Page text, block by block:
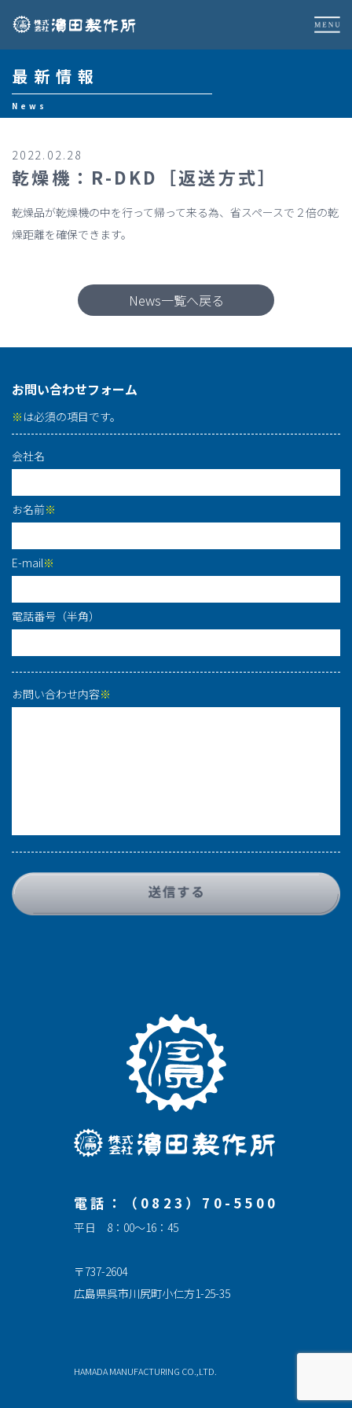
最新情報
News
2022.02.28
乾燥機：R-DKD［返送方式］
乾燥品が乾燥機の中を行って帰って来る為、省スペースで２倍の乾
燥距離を確保できます。
News一覧へ戻る
電話：（0823）70-5500
平日 8：00～16：45
〒737-2604
広島県呉市川尻町小仁方1-25-35
HAMADA MANUFACTURING CO.,LTD.
お問い合わせフォーム
※ は必須の項目です。
会社名
お名前※
E-mail※
電話番号（半角）
お問い合わせ内容※